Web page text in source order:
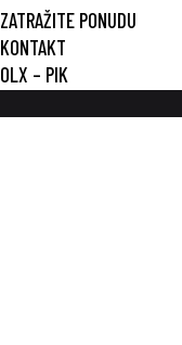
ZATRAŽITE PONUDU
KONTAKT
OLX – PIK